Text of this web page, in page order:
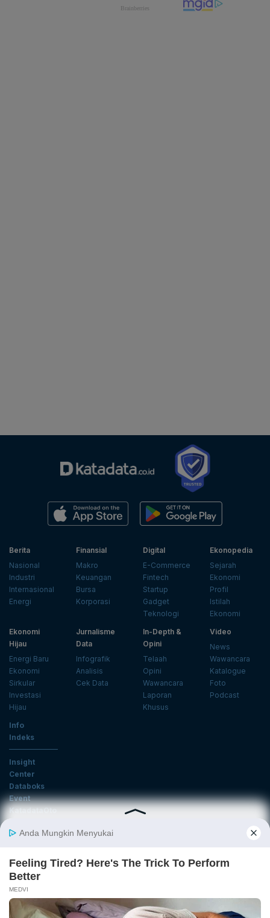
Berita
Nasional
Industri
Internasional
Energi
Finansial
Makro
Keuangan
Bursa
Korporasi
Digital
E-Commerce
Fintech
Startup
Gadget
Teknologi
Ekonopedia
Sejarah
Ekonomi
Profil
Istilah
Ekonomi
Ekonomi
Hijau
Energi Baru
Ekonomi
Sirkular
Investasi
Hijau
Jurnalisme
Data
Infografik
Analisis
Cek Data
In-Depth &
Opini
Telaah
Opini
Wawancara
Laporan
Khusus
Video
News
Wawancara
Katalogue
Foto
Podcast
Info
Indeks
Insight
Center
Databoks
Event
KatadataOto
Email
Daftar